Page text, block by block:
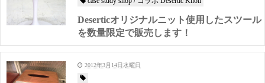
Deserticオリジナルニット使用したスツール
を数量限定で販売します！
2012年3月14日水曜日